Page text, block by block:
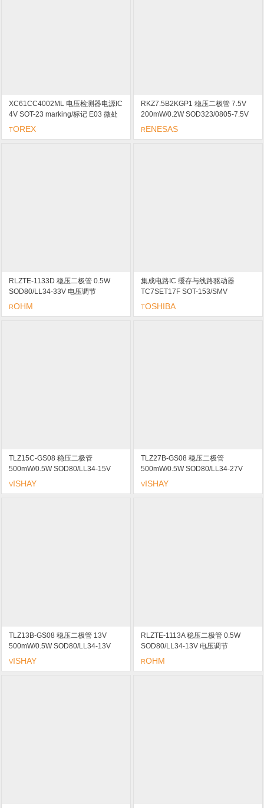
XC61CC4002ML 电压检测器电源IC
4V SOT-23 marking/标记 E03 微处
理器复位电路,上电复位电路
TOREX
RKZ7.5B2KGP1 稳压二极管 7.5V
200mW/0.2W SOD323/0805-7.5V
marking/标记 7.5
RENESAS
RLZTE-1133D 稳压二极管 0.5W
SOD80/LL34-33V 电压调节
ROHM
集成电路IC 缓存与线路驱动器
TC7SET17F SOT-153/SMV
marking/标记 GL
TOSHIBA
TLZ15C-GS08 稳压二极管
500mW/0.5W SOD80/LL34-15V
marking/标记 非常尖锐的反向特性/
VISHAY
TLZ27B-GS08 稳压二极管
500mW/0.5W SOD80/LL34-27V
marking/标记 尖锐的反向特性/低反
VISHAY
TLZ13B-GS08 稳压二极管 13V
500mW/0.5W SOD80/LL34-13V
marking/标记 非常尖锐的反向特性/
VISHAY
RLZTE-1113A 稳压二极管 0.5W
SOD80/LL34-13V 电压调节
ROHM